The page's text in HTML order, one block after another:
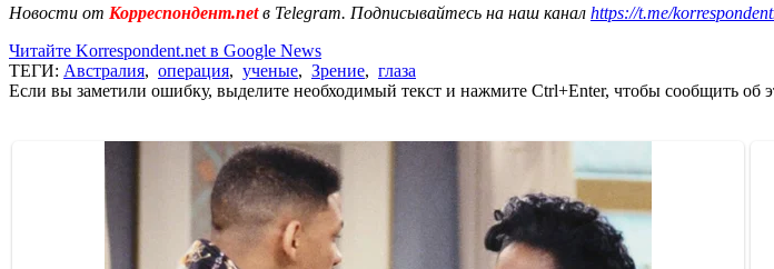
Новости от Корреспондент.netв Telegram. Подписывайтесь на наш канал https://t.me/
Читайте Korrespondent.net в Google News
ТЕГИ: Австралия, операция, ученые, Зрение, глаза
Если вы заметили ошибку, выделите необходимый текст и нажмите Ctrl+Enter, чтобы сообщить об